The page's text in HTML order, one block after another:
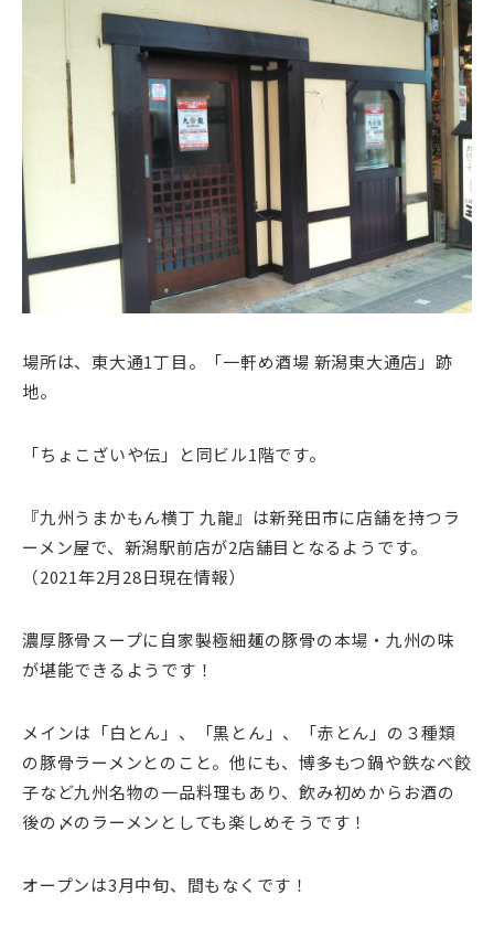
場所は、東大通1丁目。「一軒め酒場 新潟東大通店」跡
地。
「ちょこざいや伝」と同ビル1階です。
『九州うまかもん横丁 九龍』は新発田市に店舗を持つラ
ーメン屋で、新潟駅前店が2店舗目となるようです。
（2021年2月28日現在情報）
濃厚豚骨スープに自家製極細麺の豚骨の本場・九州の味
が堪能できるようです！
メインは「白とん」、「黒とん」、「赤とん」の３種類
の豚骨ラーメンとのこと。他にも、博多もつ鍋や鉄なべ餃
子など九州名物の一品料理もあり、飲み初めからお酒の
後の〆のラーメンとしても楽しめそうです！
オープンは3月中旬、間もなくです！